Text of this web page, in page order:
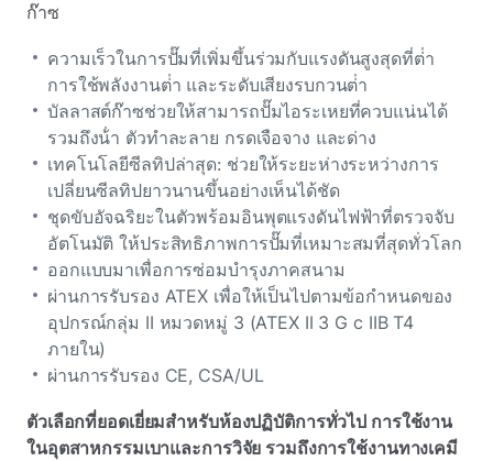
ก๊าซ
ความเร็วในการปั๊มที่เพิ่มขึ้นร่วมกับแรงดันสูงสุดที่ต่ํา
การใช้พลังงานต่ํา และระดับเสียงรบกวนต่ํา
บัลลาสต์ก๊าซช่วยให้สามารถปั๊มไอระเหยที่ควบแน่นได้
รวมถึงน้ํา ตัวทําละลาย กรดเจือจาง และด่าง
เทคโนโลยีซีลทิปล่าสุด: ช่วยให้ระยะห่างระหว่างการ
เปลี่ยนซีลทิปยาวนานขึ้นอย่างเห็นได้ชัด
ชุดขับอัจฉริยะในตัวพร้อมอินพุตแรงดันไฟฟ้าที่ตรวจจับ
อัตโนมัติ ให้ประสิทธิภาพการปั๊มที่เหมาะสมที่สุดทั่วโลก
ออกแบบมาเพื่อการซ่อมบํารุงภาคสนาม
ผ่านการรับรอง ATEX เพื่อให้เป็นไปตามข้อกําหนดของ
อุปกรณ์กลุ่ม II หมวดหมู่ 3 (ATEX II 3 G c IIB T4
ภายใน)
ผ่านการรับรอง CE, CSA/UL
ตัวเลือกที่ยอดเยี่ยมสําหรับห้องปฏิบัติการทั่วไป การใช้งาน
ในอุตสาหกรรมเบาและการวิจัย รวมถึงการใช้งานทางเคมี